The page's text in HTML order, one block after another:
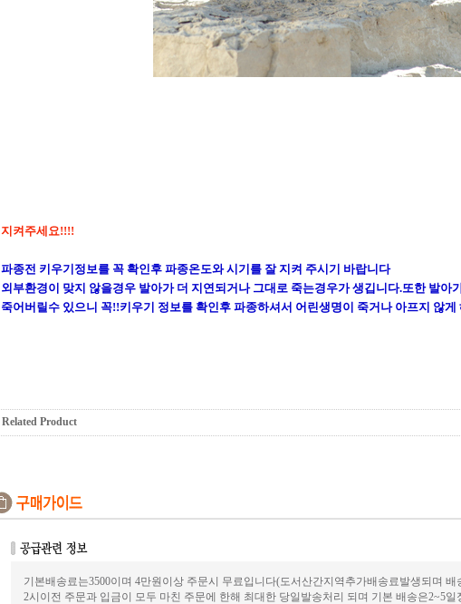
지켜주세요!!!!
파종전 키우기정보를 꼭 확인후 파종온도와 시기를 잘 지켜 주시기 바랍니다
외부환경이 맞지 않을경우 발아가 더 지연되거나 그대로 죽는경우가 생깁니다.또한 발아
죽어버릴수 있으니 꼭!!키우기 정보를 확인후 파종하셔서 어린생명이 죽거나 아프지 않게
Related Product
기본배송료는3500이며 4만원이상 주문시 무료입니다(도서산간지역추가배송료발생되며 배
2시이전 주문과 입금이 모두 마친 주문에 한해 최대한 당일발송처리 되며 기본 배송은2~5일